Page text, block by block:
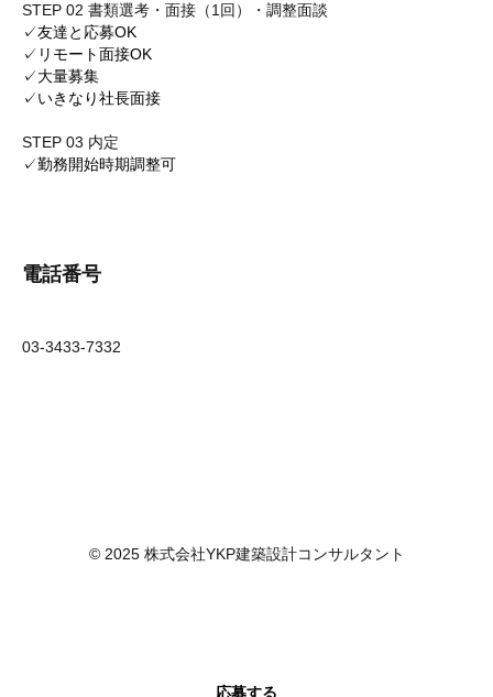
応募する
STEP 02 書類選考・面接（1回）・調整面談
✓友達と応募OK
✓リモート面接OK
✓大量募集
✓いきなり社長面接
STEP 03 内定
✓勤務開始時期調整可
電話番号
03-3433-7332
© 2025 株式会社YKP建築設計コンサルタント